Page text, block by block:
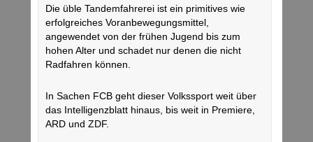
Die üble Tandemfahrerei ist ein primitives wie
erfolgreiches Voranbewegungsmittel,
angewendet von der frühen Jugend bis zum
hohen Alter und schadet nur denen die nicht
Radfahren können.
In Sachen FCB geht dieser Volkssport weit über
das Intelligenzblatt hinaus, bis weit in Premiere,
ARD und ZDF.